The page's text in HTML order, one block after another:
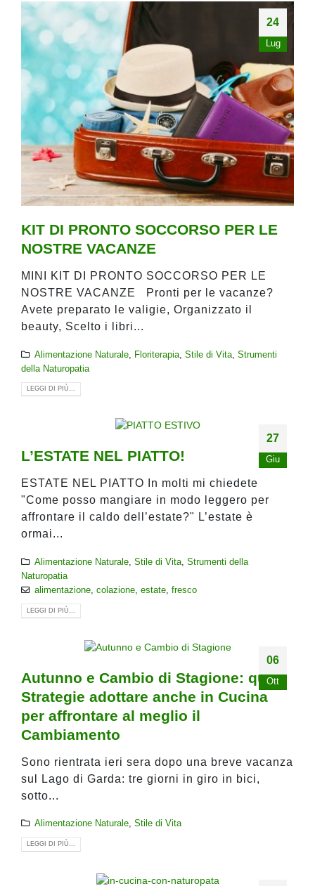
24
Lug
KIT DI PRONTO SOCCORSO PER LE
NOSTRE VACANZE
MINI KIT DI PRONTO SOCCORSO PER LE
NOSTRE VACANZE Pronti per le vacanze?
Avete preparato le valigie, Organizzato il
beauty, Scelto i libri...
Alimentazione Naturale, Floriterapia, Stile di Vita, Strumenti
della Naturopatia
LEGGI DI PIÙ...
27
Giu
L’ESTATE NEL PIATTO!
ESTATE NEL PIATTO In molti mi chiedete
"Come posso mangiare in modo leggero per
affrontare il caldo dell’estate?" L’estate è
ormai...
Alimentazione Naturale, Stile di Vita, Strumenti della
Naturopatia
alimentazione, colazione, estate, fresco
LEGGI DI PIÙ...
06
Ott
Autunno e Cambio di Stagione: quali
Strategie adottare anche in Cucina
per affrontare al meglio il
Cambiamento
Sono rientrata ieri sera dopo una breve vacanza
sul Lago di Garda: tre giorni in giro in bici,
sotto...
Alimentazione Naturale, Stile di Vita
LEGGI DI PIÙ...